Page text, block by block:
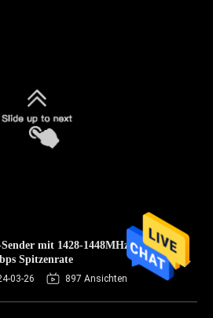
mit 1428-1448MHz
Spitzenrate
03-26 897 Ansichten